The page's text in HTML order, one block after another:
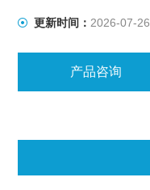
更新时间： 2026-07-26
产品咨询